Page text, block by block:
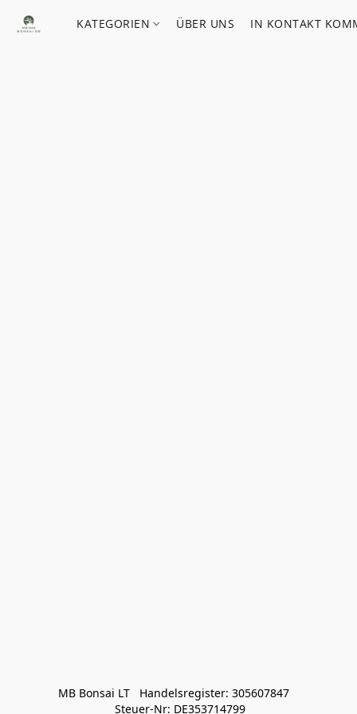
KATEGORIEN ÜBER UNS IN KONTAKT
MB Bonsai LT   Handelsregister: 305607847
Steuer-Nr: DE353714799